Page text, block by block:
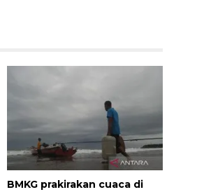
BMKG prakirakan cuaca di
sambungan baru